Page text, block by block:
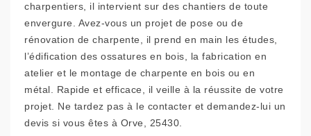
charpentiers, il intervient sur des chantiers de toute
envergure. Avez-vous un projet de pose ou de
rénovation de charpente, il prend en main les études,
l’édification des ossatures en bois, la fabrication en
atelier et le montage de charpente en bois ou en
métal. Rapide et efficace, il veille à la réussite de votre
projet. Ne tardez pas à le contacter et demandez-lui un
devis si vous êtes à Orve, 25430.